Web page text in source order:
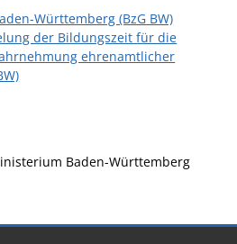
Württemberg (BzG BW)
der Bildungszeit für die
ehrenamtlicher
Baden-Württemberg